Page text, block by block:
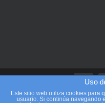
Uso
Este sitio web utiliza cookies para
usuario. Si continúa navegando